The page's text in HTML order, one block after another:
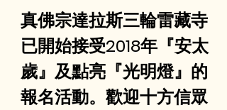
真佛宗達拉斯三輪雷藏寺
已開始接受2018年『安太
歲』及點亮『光明燈』的
報名活動。歡迎十方信眾